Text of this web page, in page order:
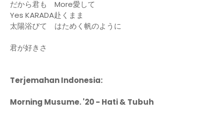
だから君も More愛して
Yes KARADA赴くまま
太陽浴びて はためく帆のように
君が好きさ
Terjemahan Indonesia:
Morning Musume. '20 - Hati & Tubuh